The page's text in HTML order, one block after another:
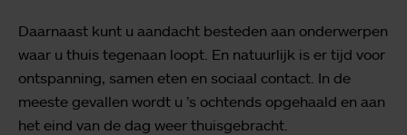
Daarnaast kunt u aandacht besteden aan onderwerpen
waar u thuis tegenaan loopt. En natuurlijk is er tijd voor
ontspanning, samen eten en sociaal contact. In de
meeste gevallen wordt u ’s ochtends opgehaald en aan
het eind van de dag weer thuisgebracht.